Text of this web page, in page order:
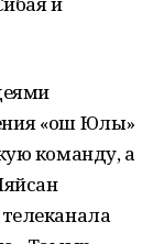
«Ҡош Юлы»
команду, а